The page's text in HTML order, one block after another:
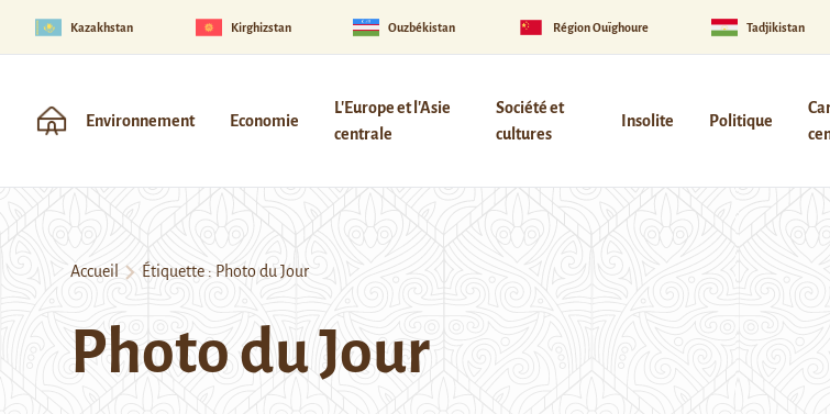
Kazakhstan Kirghizstan Ouzbékistan Région Ouïghoure Tadjikistan
Environnement Economie
L'Europe et l'Asie
centrale
Société et
cultures
Insolite Politique
Accueil Étiquette : Photo du Jour
Photo du Jour